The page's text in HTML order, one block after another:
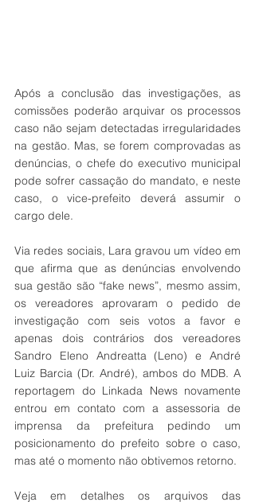
Após a conclusão das investigações, as
comissões poderão arquivar os processos
caso não sejam detectadas irregularidades
na gestão. Mas, se forem comprovadas as
denúncias, o chefe do executivo municipal
pode sofrer cassação do mandato, e neste
caso, o vice-prefeito deverá assumir o
cargo dele.
Via redes sociais, Lara gravou um vídeo em
que afirma que as denúncias envolvendo
sua gestão são “fake news”, mesmo assim,
os vereadores aprovaram o pedido de
investigação com seis votos a favor e
apenas dois contrários dos vereadores
Sandro Eleno Andreatta (Leno) e André
Luiz Barcia (Dr. André), ambos do MDB. A
reportagem do Linkada News novamente
entrou em contato com a assessoria de
imprensa da prefeitura pedindo um
posicionamento do prefeito sobre o caso,
mas até o momento não obtivemos retorno.
Veja em detalhes os arquivos das